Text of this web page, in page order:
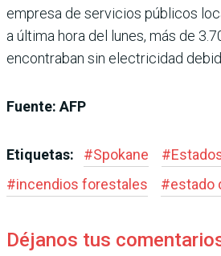
empresa de servicios públicos
a última hora del lunes, más de
encontraban sin electricidad
Fuente: AFP
Etiquetas: #Spokane #
#incendios forestales #estado
Déjanos tus